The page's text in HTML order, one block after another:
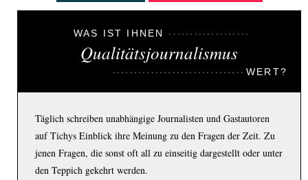
WAS IST IHNEN
Qualitätsjournalismus
WERT?
Täglich schreiben unabhängige Journalisten und Gastautoren
auf Tichys Einblick ihre Meinung zu den Fragen der Zeit. Zu
jenen Fragen, die sonst oft all zu einseitig dargestellt oder unter
den Teppich gekehrt werden.